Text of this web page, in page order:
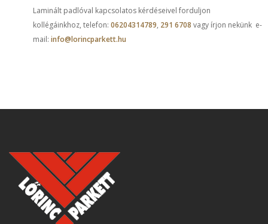
Laminált padlóval kapcsolatos kérdéseivel forduljon
kollégáinkhoz, telefon: 06204314789, 291 6708 vagy írjon nekünk e-
mail: info@lorincparkett.hu